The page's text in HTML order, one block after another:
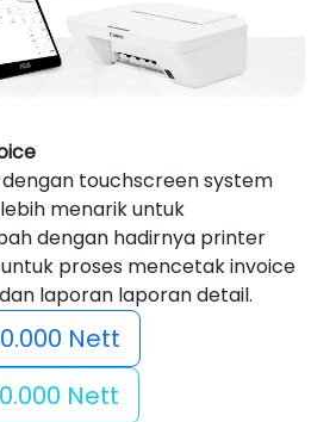
touchscreen system
menarik untuk
dengan hadirnya printer
proses mencetak invoice
laporan laporan detail.
Nett
Nett